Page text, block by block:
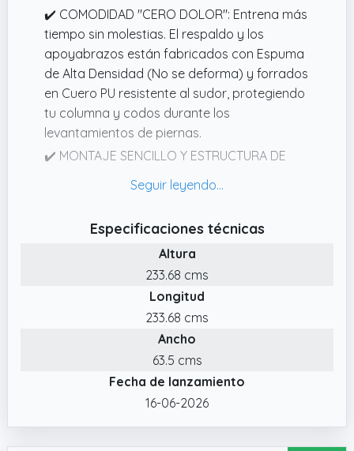
✔️ COMODIDAD "CERO DOLOR": Entrena más
tiempo sin molestias. El respaldo y los
apoyabrazos están fabricados con Espuma
de Alta Densidad (No se deforma) y forrados
en Cuero PU resistente al sudor, protegiendo
tu columna y codos durante los
levantamientos de piernas.
✔️ MONTAJE SENCILLO Y ESTRUCTURA DE
bestia de acero engrosado, su montaje es
de calidad). Ocupa poco espacio (65cm
ancho) pero ofrece la solidez de una
máquina de gimnasio comercial.
✔️ TU GIMNASIO COMPLETO EN 1 METRO
CUADRADO: Deja de pagar cuotas de
gimnasio. Esta Power Tower es un centro 6 en
1: Dominadas (Espalda),Dips/Fondos
(Tríceps/Pecho),Elevación de piernas
(Abdominales inferiores) y Pushups
Especificaciones técnicas
Altura
233.68 cms
Longitud
233.68 cms
Ancho
63.5 cms
Fecha de lanzamiento
16-06-2026